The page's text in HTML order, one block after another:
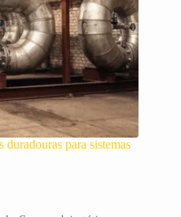
para sistemas